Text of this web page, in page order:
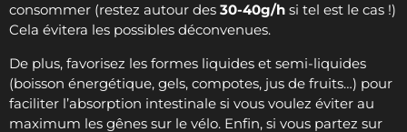
consommer (restez autour des 30-40g/h si tel est le cas !)
Cela évitera les possibles déconvenues.
De plus, favorisez les formes liquides et semi-liquides
(boisson énergétique, gels, compotes, jus de fruits…) pour
faciliter l’absorption intestinale si vous voulez éviter au
maximum les gênes sur le vélo. Enfin, si vous partez sur